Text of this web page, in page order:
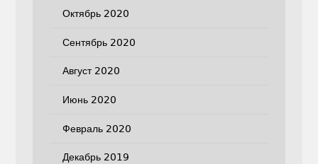
Октябрь 2020
Сентябрь 2020
Август 2020
Июнь 2020
Февраль 2020
Декабрь 2019